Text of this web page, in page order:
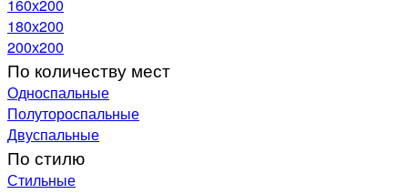
160х200
180х200
200х200
По количеству мест
Односпальные
Полутороспальные
Двуспальные
По стилю
Стильные